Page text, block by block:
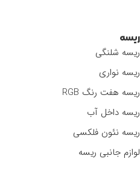
ریسه
ریسه شلنگی
ریسه نواری
ریسه هفت رنگ RGB
ریسه داخل آب
ریسه نئون فلکسی
لوازم جانبی ریسه